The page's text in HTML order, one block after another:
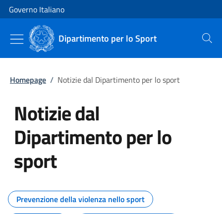
Vai al contenuto
Vai alla navigazione del sito
Governo Italiano
Dipartimento per lo Sport Cerca
Homepage / Notizie dal Dipartimento per lo sport
Notizie dal
Dipartimento per lo
sport
Tutti i contenuti della pagina
Prevenzione della violenza nello sport